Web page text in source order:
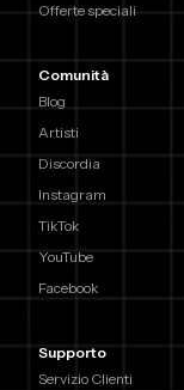
Offerte speciali
Comunità
Blog
Artisti
Discordia
Instagram
TikTok
YouTube
Facebook
Supporto
Servizio Clienti